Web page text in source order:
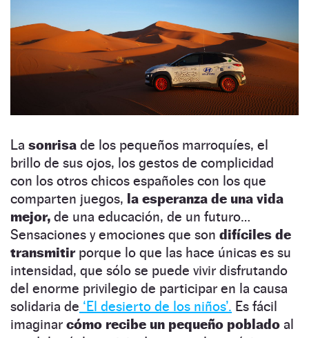
La sonrisa de los pequeños marroquíes, el
brillo de sus ojos, los gestos de complicidad
con los otros chicos españoles con los que
comparten juegos, la esperanza de una vida
mejor, de una educación, de un futuro…
Sensaciones y emociones que son difíciles de
transmitirporque lo que las hace únicas es su
intensidad, que sólo se puede vivir disfrutando
del enorme privilegio de participar en la causa
solidaria de ‘El desierto de los niños’. Es fácil
imaginar cómo recibe un pequeño poblado al